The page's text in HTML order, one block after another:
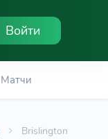
Войти
Матчи
Brislington